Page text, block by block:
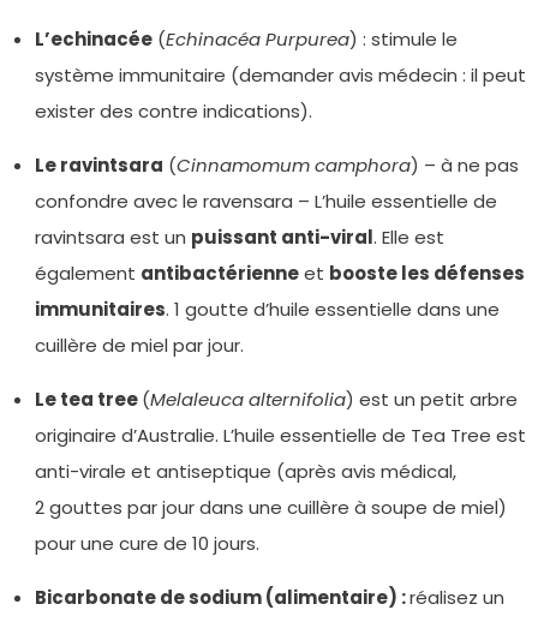
L’echinacée(Echinacéa Purpurea) : stimule le
système immunitaire (demander avis médecin : il peut
exister des contre indications).
Le ravintsara (Cinnamomum camphora) – à ne pas
confondre avec le ravensara – L’huile essentielle de
ravintsara est un puissant anti-viral. Elle est
également antibactérienneet booste les défenses
immunitaires. 1 goutte d’huile essentielle dans une
cuillère de miel par jour.
Le tea tree(Melaleuca alternifolia) est un petit arbre
originaire d’Australie. L’huile essentielle de Tea Tree est
anti-virale et antiseptique (après avis médical,
2 gouttes par jour dans une cuillère à soupe de miel)
pour une cure de 10 jours.
Bicarbonate de sodium (alimentaire) :réalisez un